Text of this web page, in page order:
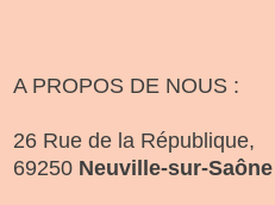
A PROPOS DE NOUS :
26 Rue de la République,
69250 Neuville-sur-Saône